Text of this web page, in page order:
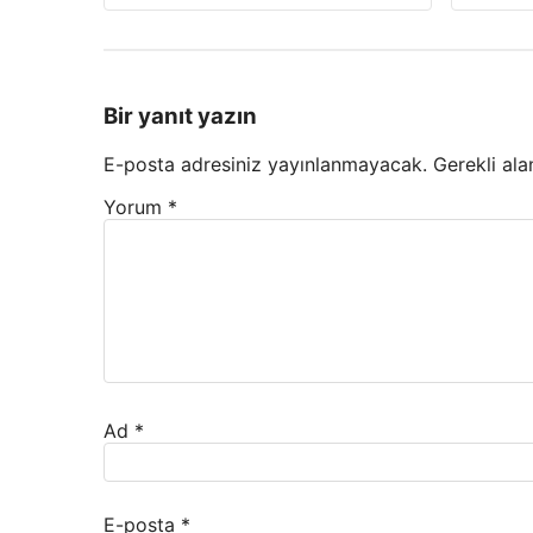
Bir yanıt yazın
E-posta adresiniz yayınlanmayacak. Gerekli
Yorum *
Ad *
E-posta *